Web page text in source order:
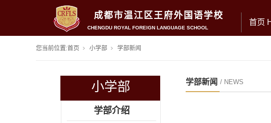
成都市温江区王府外国语学校
CHENGDU ROYAL FOREIGN LANGUAGE SCHOOL
首页
您当前位置:首页 小学部 学部新闻
小学部
学部介绍
学部新闻 / NEWS